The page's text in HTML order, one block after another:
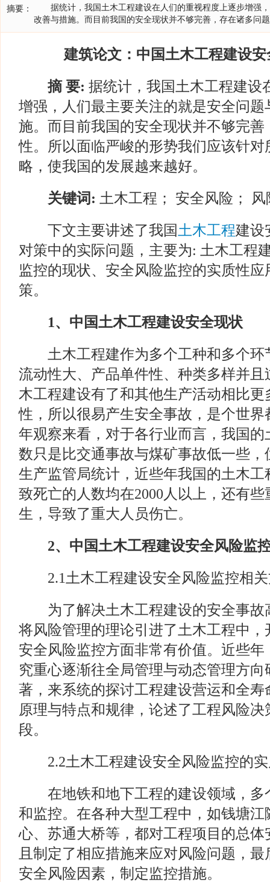
摘要：
据统计，我国土木工程建设在人们的重视程度上逐步增强
改善与措施。而目前我国的安全现状并不够完善，存在诸多问
建筑论文：中国土木工程建设
摘 要: 据统计，我国土木工程建设
增强，人们最主要关注的就是安全问
施。而目前我国的安全现状并不够完
性。所以面临严峻的形势我们应该针
略，使我国的发展越来越好。
关键词: 土木工程； 安全风险；
下文主要讲述了我国 土木工程建设
对策中的实际问题，主要为: 土木工程
监控的现状、安全风险监控的实质性
策。
1、中国土木工程建设安全现状
土木工程建作为多个工种和多个环
流动性大、产品单件性、种类多样并
木工程建设有了和其他生产活动相比
性，所以很易产生安全事故，是个世
年观察来看，对于各行业而言，我国
数只是比交通事故与煤矿事故低一些
生产监管局统计，近些年我国的土木
致死亡的人数均在2000人以上，还有
生，导致了重大人员伤亡。
2、中国土木工程建设安全风险监
2.1土木工程建设安全风险监控相关
为了解决土木工程建设的安全事故
将风险管理的理论引进了土木工程中
安全风险监控方面非常有价值。近些
究重心逐渐往全局管理与动态管理方
著，来系统的探讨工程建设营运和全
原理与特点和规律，论述了工程风险
段。
2.2土木工程建设安全风险监控的实
在地铁和地下工程的建设领域，多
和监控。在各种大型工程中，如钱塘
心、苏通大桥等，都对工程项目的总
且制定了相应措施来应对风险问题，
安全风险因素，制定监控措施。